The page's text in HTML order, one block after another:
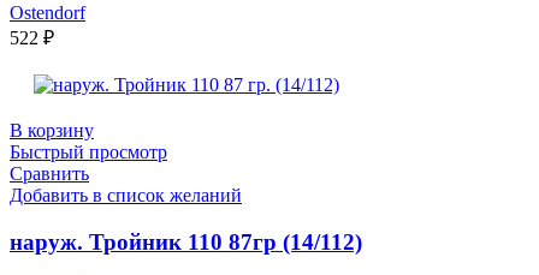
Ostendorf
522 ₽
В корзину
Быстрый просмотр
Сравнить
Добавить в список желаний
наруж. Тройник 110 87гр (14/112)